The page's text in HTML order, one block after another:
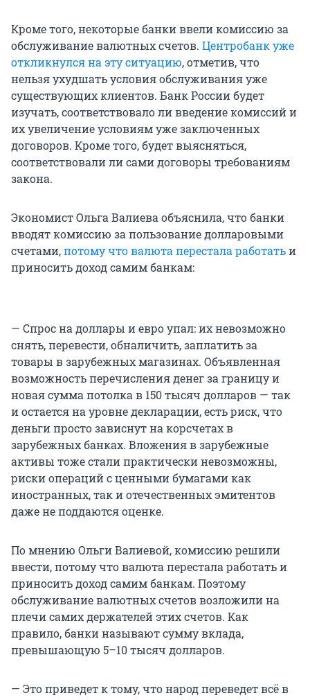
Кроме того, некоторые банки ввели комиссию за
обслуживание валютных счетов. Центробанк уже
откликнулся на эту ситуацию, отметив, что
нельзя ухудшать условия обслуживания уже
существующих клиентов. Банк России будет
изучать, соответствовало ли введение комиссий и
их увеличение условиям уже заключенных
договоров. Кроме того, будет выясняться,
соответствовали ли сами договоры требованиям
закона.
ЭкономистОльга Валиеваобъяснила, что банки
вводят комиссию за пользование долларовыми
счетами,потому что валюта перестала работатьи
приносить доход самим банкам:
— Спрос на доллары и евро упал: их невозможно
снять, перевести, обналичить, заплатить за
товары в зарубежных магазинах. Объявленная
возможность перечисления денег за границу и
новая сумма потолка в 150 тысяч долларов — так
и остается на уровне декларации, есть риск, что
деньги просто зависнут на корсчетах в
зарубежных банках. Вложения в зарубежные
активы тоже стали практически невозможны,
риски операций с ценными бумагами как
иностранных, так и отечественных эмитентов
даже не поддаются оценке.
По мнению Ольги Валиевой, комиссию решили
ввести, потому что валюта перестала работать и
приносить доход самим банкам. Поэтому
обслуживание валютных счетов возложили на
плечи самих держателей этих счетов. Как
правило, банки называют сумму вклада,
превышающую 5–10 тысяч долларов.
— Это приведет к тому, что народ переведет всё в